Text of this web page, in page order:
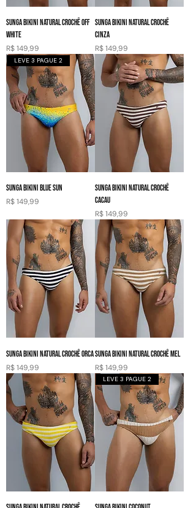
SUNGA BIKINI NATURAL CROCHÊ OFF
WHITE
Preço
R$ 149,99
SUNGA BIKINI NATURAL CROCHÊ
CINZA
Preço
R$ 149,99
LEVE 3 PAGUE 2
SUNGA BIKINI BLUE SUN
Preço
R$ 149,99
SUNGA BIKINI NATURAL CROCHÊ
CACAU
Preço
R$ 149,99
SUNGA BIKINI NATURAL CROCHÊ ORCA
Preço
R$ 149,99
SUNGA BIKINI NATURAL CROCHÊ MEL
Preço
R$ 149,99
LEVE 3 PAGUE 2